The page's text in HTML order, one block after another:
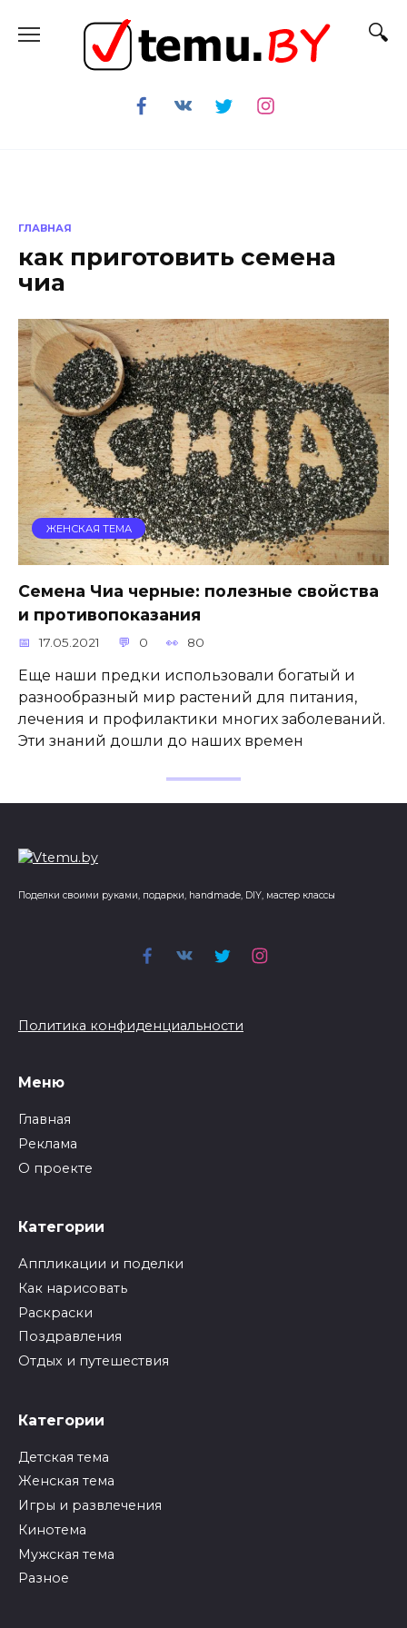
содержанию
ГЛАВНАЯ
как приготовить семена
чиа
ЖЕНСКАЯ ТЕМА
Семена Чиа черные: полезные свойства
и противопоказания
17.05.2021 0 80
Еще наши предки использовали богатый и
разнообразный мир растений для питания,
лечения и профилактики многих заболеваний.
Эти знаний дошли до наших времен
Поделки своими руками, подарки, handmade, DIY, мастер классы
Политика конфиденциальности
Меню
Главная
Реклама
О проекте
Категории
Аппликации и поделки
Как нарисовать
Раскраски
Поздравления
Отдых и путешествия
Категории
Детская тема
Женская тема
Игры и развлечения
Кинотема
Мужская тема
Разное